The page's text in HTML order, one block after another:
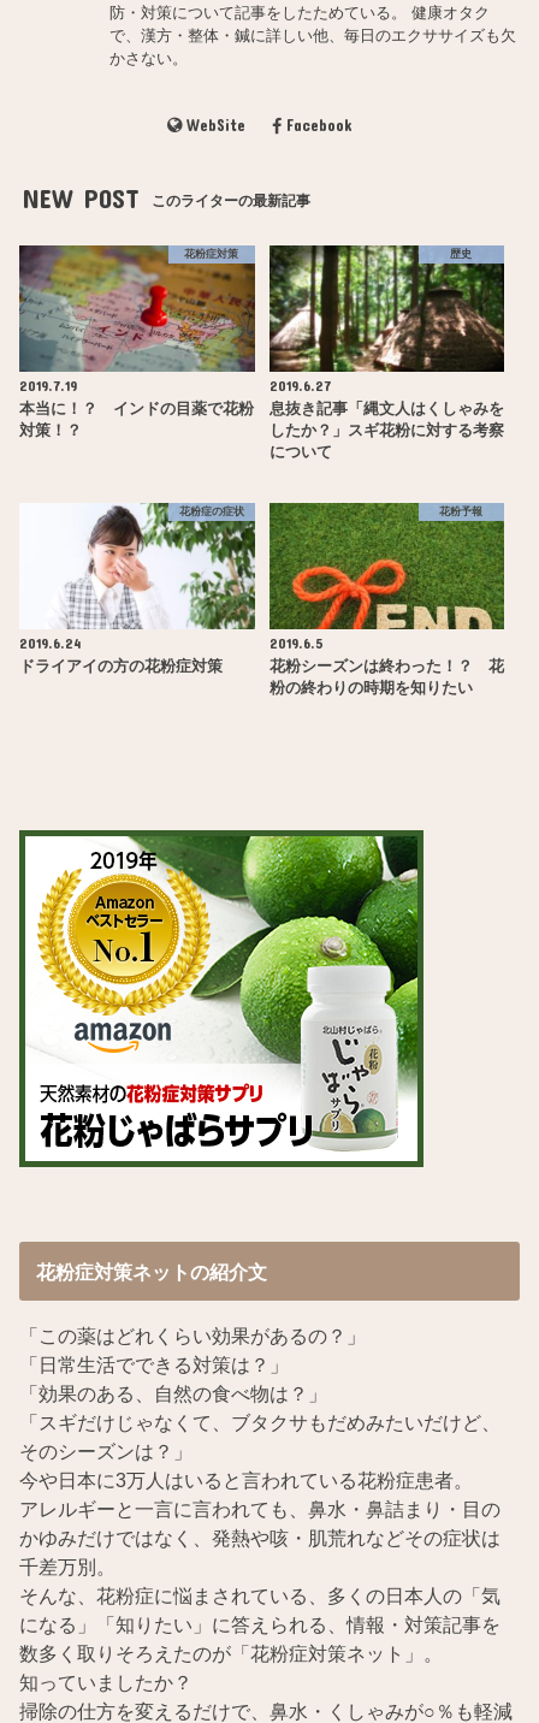
防・対策について記事をしたためている。 健康オタク
で、漢方・整体・鍼に詳しい他、毎日のエクササイズも欠
かさない。
WebSite Facebook
NEW POST このライターの最新記事
花粉症対策
2019.7.19
本当に！？ インドの目薬で花粉
対策！？
歴史
2019.6.27
息抜き記事「縄文人はくしゃみを
したか？」スギ花粉に対する考察
について
花粉症の症状
2019.6.24
ドライアイの方の花粉症対策
花粉予報
2019.6.5
花粉シーズンは終わった！？ 花
粉の終わりの時期を知りたい
花粉症対策ネットの紹介文
「この薬はどれくらい効果があるの？」
「日常生活でできる対策は？」
「効果のある、自然の食べ物は？」
「スギだけじゃなくて、ブタクサもだめみたいだけど、
そのシーズンは？」
今や日本に3万人はいると言われている花粉症患者。
アレルギーと一言に言われても、鼻水・鼻詰まり・目の
かゆみだけではなく、発熱や咳・肌荒れなどその症状は
千差万別。
そんな、花粉症に悩まされている、多くの日本人の「気
になる」「知りたい」に答えられる、情報・対策記事を
数多く取りそろえたのが「花粉症対策ネット」。
知っていましたか？
掃除の仕方を変えるだけで、鼻水・くしゃみが○％も軽減